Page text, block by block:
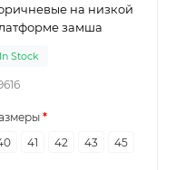
на низкой
замша
In Stock
41 42 43 45